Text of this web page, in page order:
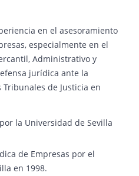
en el asesoramiento
especialmente en el
Administrativo y
jurídica ante la
de Justicia en
la Universidad de Sevilla
de Empresas por el
en 1998.